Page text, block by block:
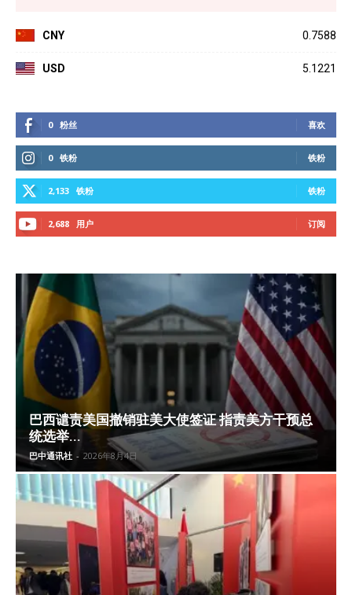
CNY 0.7588
USD 5.1221
0 粉丝 喜欢
0 铁粉 铁粉
2,133 铁粉 铁粉
2,688 用户 订阅
巴西谴责美国撤销驻美大使签证 指责美方干预总
统选举...
巴中通讯社 - 2026年8月4日